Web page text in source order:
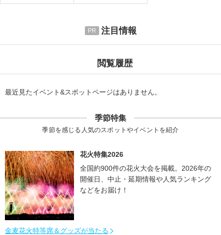
注目情報
閲覧履歴
最近見たイベント&スポットページはありません。
季節特集
季節を感じる人気のスポットやイベントを紹介
花火特集2026
全国約900件の花火大会を掲載。2026年の
開催日、中止・延期情報や人気ランキング
などをお届け！
金麦花火特等席＆グッズが当たる